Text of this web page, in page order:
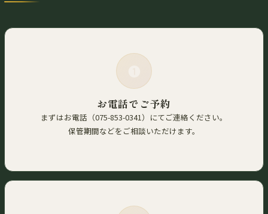
お電話でご予約
まずはお電話（075-853-0341）にてご連絡ください。
保管期間などをご相談いただけます。